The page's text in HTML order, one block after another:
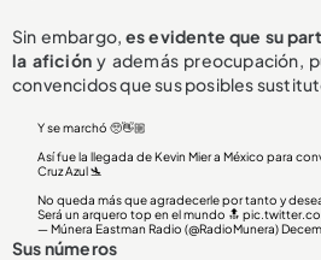
Sin embargo,es evidente que su
la afición y además preocupación,
convencidos que sus posibles
Y se marchó 🥺👋🏼
Así fue la llegada de Kevin Mier a México para
Cruz Azul 🛬
No queda más que agradecerle por tanto y
Será un arquero top en el mundo 🔝
— Múnera Eastman Radio (@RadioMunera)
Sus números